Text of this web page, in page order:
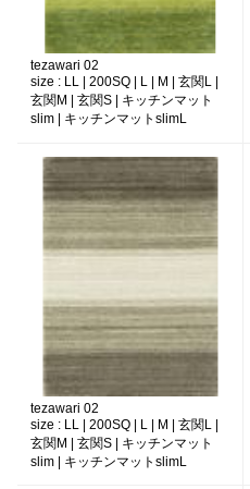
tezawari 02
size : LL | 200SQ | L | M | 玄関L |
玄関M | 玄関S | キッチンマット
slim | キッチンマットslimL
tezawari 02
size : LL | 200SQ | L | M | 玄関L |
玄関M | 玄関S | キッチンマット
slim | キッチンマットslimL